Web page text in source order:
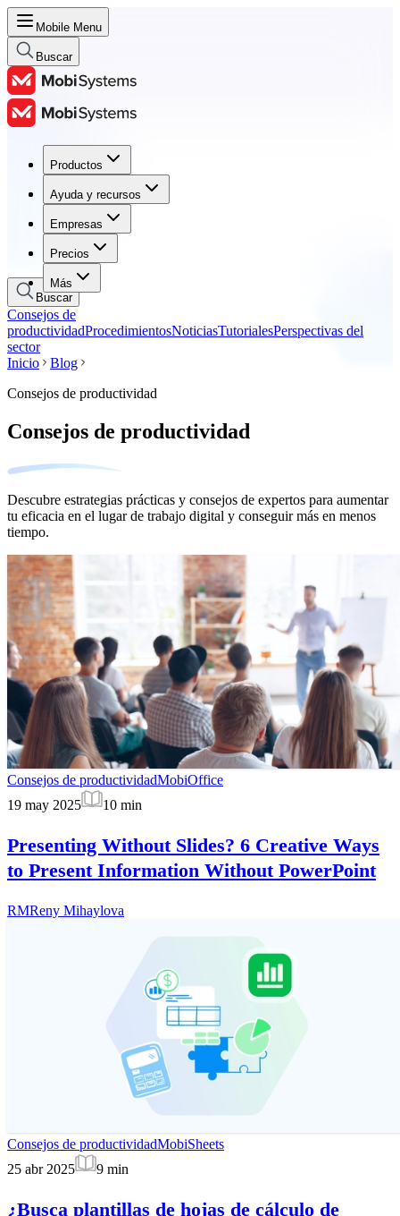
Mobile Menu
Buscar
Productos
Ayuda y recursos
Empresas
Precios
Más
Productos
Ayuda y recursos
Empresas
Precios
Buscar
Consejos de
productividadProcedimientosNoticiasTutorialesPerspectivas del
sector
Inicio
Blog
Consejos de productividad
Consejos de productividad
Descubre estrategias prácticas y consejos de expertos para aumentar
tu eficacia en el lugar de trabajo digital y conseguir más en menos
tiempo.
Consejos de productividadMobiOffice
19 may 2025
10 min
Presenting Without Slides? 6 Creative Ways
to Present Information Without PowerPoint
RMReny Mihaylova
Consejos de productividadMobiSheets
25 abr 2025
9 min
¿Busca plantillas de hojas de cálculo de